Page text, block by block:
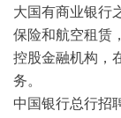
大国有商业银行
保险和航空租赁
控股金融机构，
务。
中国银行总行招